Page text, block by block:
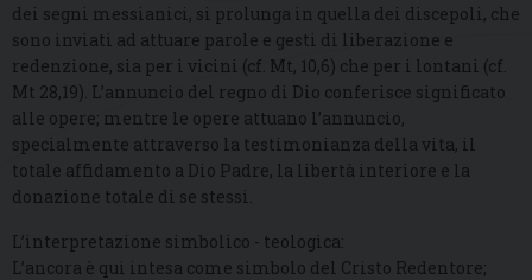
dei segni messianici, si prolunga in quella dei discepoli, che
sono inviati ad attuare parole e gesti di liberazione e
redenzione, sia per i vicini (cf. Mt, 10,6) che per i lontani (cf.
Mt 28,19). L’annuncio del regno di Dio conferisce significato
alle opere; mentre le opere attuano l’annuncio,
specialmente attraverso la testimonianza della vita, il
totale affidamento a Dio Padre, la libertà interiore e la
donazione totale di se stessi.
L’interpretazione simbolico - teologica:
L’ancora è qui intesa come simbolo del Cristo Redentore;